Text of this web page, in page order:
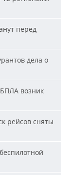
перед
дела о
возник
рейсов сняты